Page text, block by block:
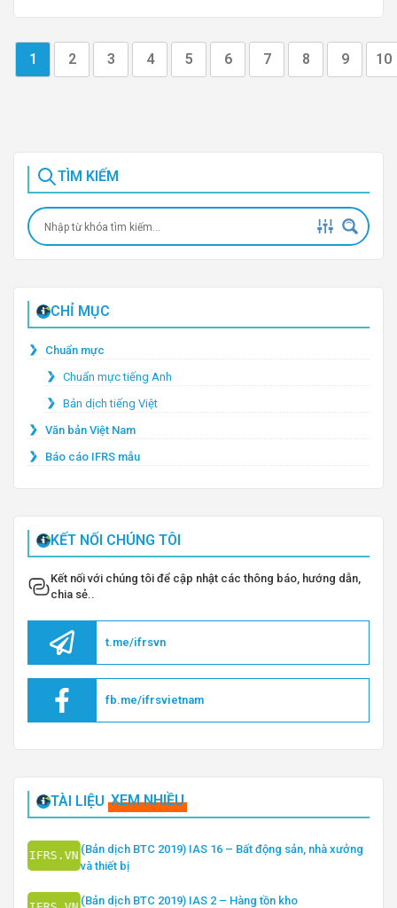
1 2 3 4 5 6 7 8 9 10
TÌM KIẾM
CHỈ MỤC
Chuẩn mực
Chuẩn mực tiếng Anh
Bản dịch tiếng Việt
Văn bản Việt Nam
Báo cáo IFRS mẫu
KẾT NỐI CHÚNG TÔI
Kết nối với chúng tôi để cập nhật các thông báo, hướng dẫn,
chia sẻ..
t.me/ifrsvn
fb.me/ifrsvietnam
TÀI LIỆU XEM NHIỀU
(Bản dịch BTC 2019) IAS 16 – Bất động sản, nhà xưởng
và thiết bị
(Bản dịch BTC 2019) IAS 2 – Hàng tồn kho